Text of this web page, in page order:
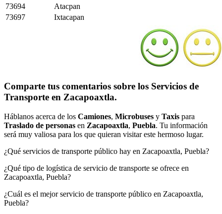
73694
Atacpan
73697
Ixtacapan
Comparte tus comentarios sobre los Servicios de
Transporte en Zacapoaxtla.
Háblanos acerca de los Camiones, Microbuses y Taxis para
Traslado de personas en Zacapoaxtla, Puebla. Tu información
será muy valiosa para los que quieran visitar este hermoso lugar.
¿Qué servicios de transporte público hay en Zacapoaxtla, Puebla?
¿Qué tipo de logística de servicio de transporte se ofrece en
Zacapoaxtla, Puebla?
¿Cuál es el mejor servicio de transporte público en Zacapoaxtla,
Puebla?